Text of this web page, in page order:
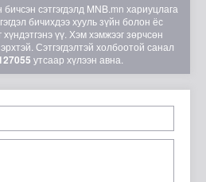
сэтгэгдэлд MNB.mn хариуцлага
бичихдээ хууль зүйн болон ёс
үү. Хэм хэмжээг зөрчсөн
Сэтгэгдэлтэй холбоотой санал
утсаар хүлээн авна.